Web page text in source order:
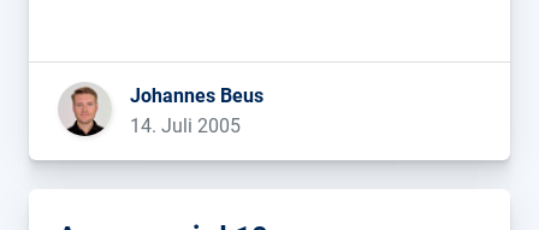
erweiterte Trefferliste, so Terry von Bibra
(Geschäftsführer Yahoo! Deutschland)...
Johannes Beus
14. Juli 2005